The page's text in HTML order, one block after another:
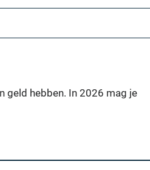
geld hebben. In 2026 mag je